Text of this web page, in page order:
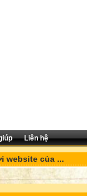
Liên hệ
website của ...